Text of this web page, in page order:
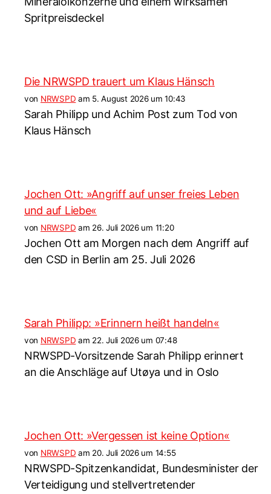
Spritpreisdeckel
Die NRWSPD trauert um Klaus Hänsch
von NRWSPD am 5. August 2026 um 10:43
Sarah Philipp und Achim Post zum Tod von
Klaus Hänsch
Jochen Ott: »Angriff auf unser freies Leben
und auf Liebe«
von NRWSPD am 26. Juli 2026 um 11:20
Jochen Ott am Morgen nach dem Angriff auf
den CSD in Berlin am 25. Juli 2026
Sarah Philipp: »Erinnern heißt handeln«
von NRWSPD am 22. Juli 2026 um 07:48
NRWSPD-Vorsitzende Sarah Philipp erinnert
an die Anschläge auf Utøya und in Oslo
Jochen Ott: »Vergessen ist keine Option«
von NRWSPD am 20. Juli 2026 um 14:55
NRWSPD-Spitzenkandidat, Bundesminister der
Verteidigung und stellvertretender